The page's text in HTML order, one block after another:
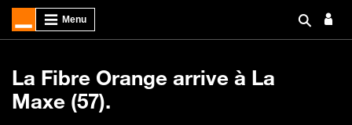
La Fibre Orange arrive à La
Maxe (57).